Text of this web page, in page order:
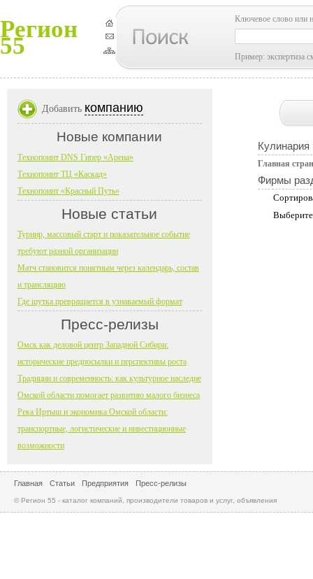
Регион
55
Ключевое слово или
Пример: экспертиза
Главная
Фирмы
Добавить компанию
Новые компании
Технопоинт DNS Гипер «Арена»
Технопоинт ТЦ «Каскад»
Технопоинт «Красный Путь»
Новые статьи
Турнир, массовый старт и показательное событие
требуют разной организации
Матч становится понятным через календарь, состав
и трансляцию
Где шутка превращается в узнаваемый формат
Пресс-релизы
Омск как деловой центр Западной Сибири:
исторические предпосылки и перспективы роста
Традиции и современность: как культурное наследие
Омской области помогает развитию малого бизнеса
Река Иртыш и экономика Омской области:
транспортные, логистические и инвестиционные
возможности
Главная Статьи Предприятия Пресс-релизы
© Регион 55 - каталог компаний, производители товаров и услуг, объявления